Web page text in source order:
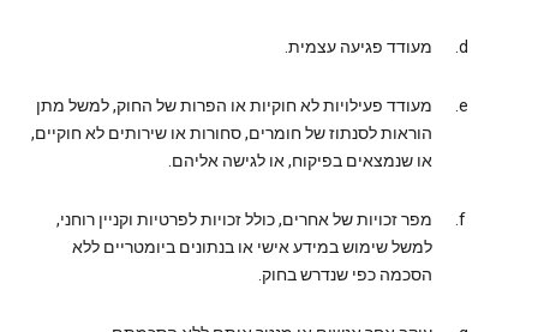
מעודד פגיעה עצמית.
מעודד פעילויות לא חוקיות או הפרות של החוק, למשל מתן
הוראות לסנתוז של חומרים, סחורות או שירותים לא חוקיים,
או שנמצאים בפיקוח, או לגישה אליהם.
מפר זכויות של אחרים, כולל זכויות לפרטיות וקניין רוחני,
למשל שימוש במידע אישי או בנתונים ביומטריים ללא
הסכמה כפי שנדרש בחוק.